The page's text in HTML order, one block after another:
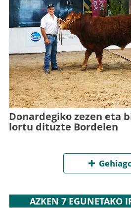
Donardegiko zezen eta
lortu dituzte Bordelen
AZKEN 7 EGUNETAKO